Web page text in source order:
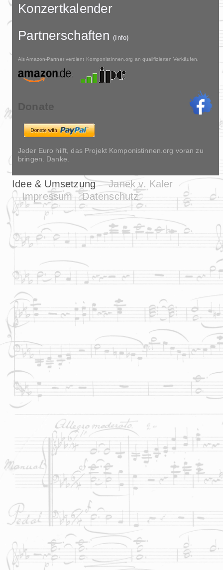
Konzertkalender
Partnerschaften(Info)
Als Amazon-Partner verdient Komponistinnen.org an qualifizierten Verkäufen.
Donate
Jeder Euro hilft, das Projekt Komponistinnen.org voran zu
bringen. Danke.
Idee & Umsetzung
Janek v. Kaler
Impressum
Datenschutz